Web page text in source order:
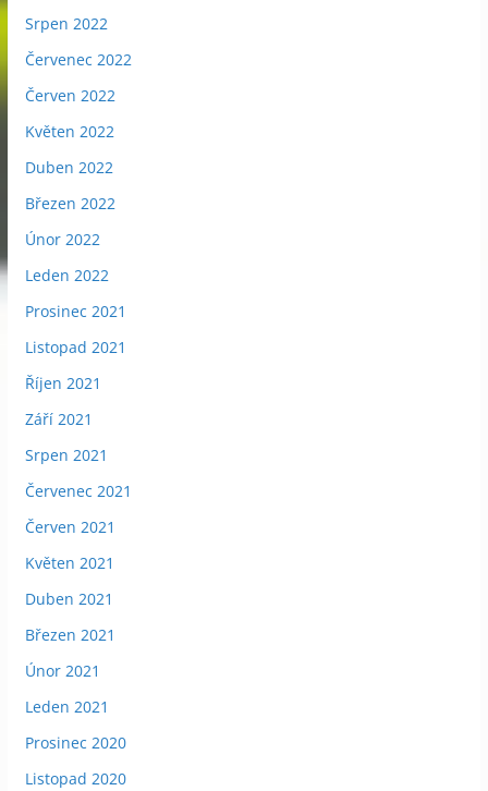
Srpen 2022
Červenec 2022
Červen 2022
Květen 2022
Duben 2022
Březen 2022
Únor 2022
Leden 2022
Prosinec 2021
Listopad 2021
Říjen 2021
Září 2021
Srpen 2021
Červenec 2021
Červen 2021
Květen 2021
Duben 2021
Březen 2021
Únor 2021
Leden 2021
Prosinec 2020
Listopad 2020